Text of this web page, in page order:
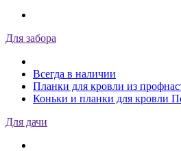
Для забора
Всегда в наличии
Планки для кровли из
Коньки и планки для кровли
Для дачи